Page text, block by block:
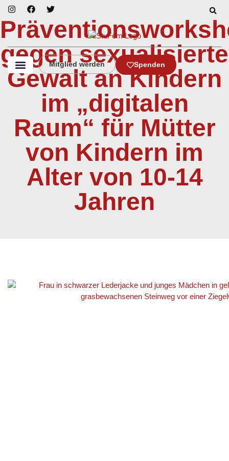
Mitglied werden Spenden
gegen sexualisierte
Gewalt an Kindern
im „digitalen
Raum“ für Mütter
von Kindern im
Alter von 10-14
Jahren